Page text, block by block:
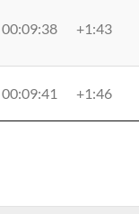
00:09:38 +1:43
00:09:41 +1:46